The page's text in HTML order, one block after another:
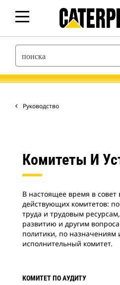
SEARCH
Руководство
Комитеты И
В настоящее время в совет
действующих комитетов:
труда и трудовым
развитию и другим
политики, по назначениям
исполнительный комитет.
КОМИТЕТ ПО АУДИТУ